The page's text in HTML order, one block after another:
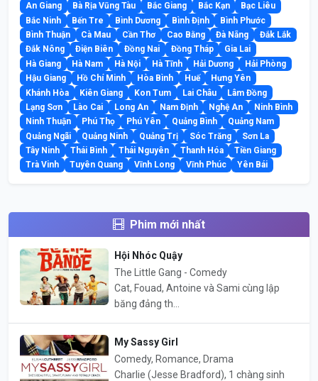
An Giang Bà Rịa Vũng Tàu Bắc Giang Bắc Kạn
Bạc Liêu
Bắc Ninh
Bến Tre Bình Dương Bình Định
Bình Phước
Bình Thuận
Cà Mau Cần Thơ Cao Bằng Đà Nẵng
Đắk Lắk
Đắk Nông
Điện Biên Đồng Nai Đồng Tháp
Gia Lai
Hà Giang
Hà Nam Hà Nội Hà Tĩnh Hải Dương
Hải Phòng
Hậu Giang
Hồ Chí Minh Hòa Bình Huế
Hưng Yên
Khánh Hòa
Kiên Giang Kon Tum Lai Châu
Lâm Đồng
Lạng Sơn
Lào Cai Long An Nam Định Nghệ An
Ninh Bình
Ninh Thuận
Phú Thọ Phú Yên Quảng Bình
Quảng Nam
Quảng Ngãi
Quảng Ninh Quảng Trị Sóc Trăng
Sơn La
Tây Ninh
Thái Bình Thái Nguyên Thanh Hóa
Tiền Giang
Trà Vinh
Tuyên Quang Vĩnh Long Vĩnh Phúc Yên Bái
Phim mới nhất
Hội Nhóc Quậy
The Little Gang - Comedy
Cat, Fouad, Antoine và Sami cùng lập
băng đảng th...
My Sassy Girl
Comedy, Romance, Drama
Charlie (Jesse Bradford), 1 chàng sinh